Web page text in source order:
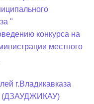
"
конкурса на
местного
г.Владикавказа